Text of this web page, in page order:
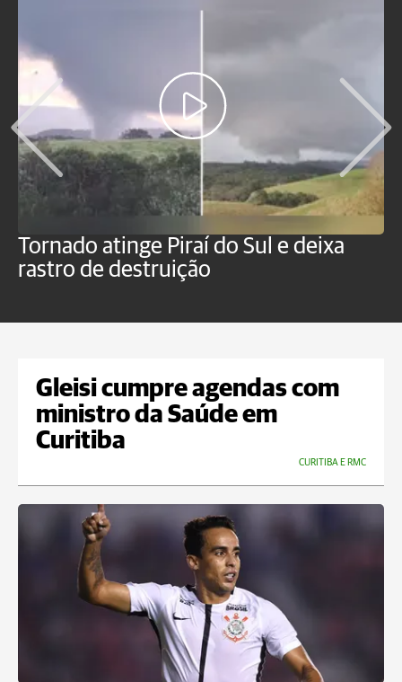
Tornado atinge Piraí do Sul e deixa
rastro de destruição
Gleisi cumpre agendas com
ministro da Saúde em
Curitiba
CURITIBA E RMC